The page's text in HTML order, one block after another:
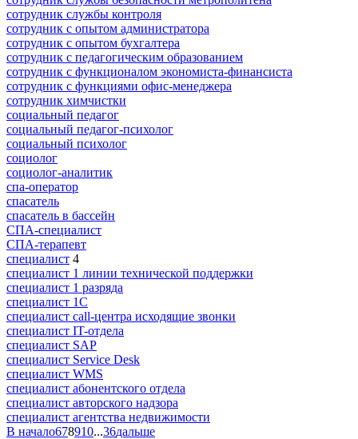
сотрудник службы контроля
сотрудник с опытом администратора
сотрудник с опытом бухгалтера
сотрудник с педагогическим образованием
сотрудник с функционалом экономиста-финансиста
сотрудник с функциями офис-менеджера
сотрудник химчистки
социальный педагог
социальный педагог-психолог
социальный психолог
социолог
социолог-аналитик
спа-оператор
спасатель
спасатель в бассейн
СПА-специалист
СПА-терапевт
специалист 4
специалист 1 линии технической поддержки
специалист 1 разряда
специалист 1С
специалист call-центра исходящие звонки
специалист IT-отдела
специалист SAP
специалист Service Desk
специалист WMS
специалист абонентского отдела
специалист авторского надзора
специалист агентства недвижимости
В начало678910...36дальше